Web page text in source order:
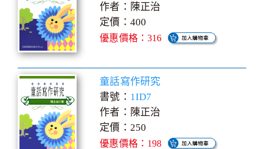
作者：陳正治
定價：400
優惠價格：316
童話寫作研究
書號： 1ID7
作者：陳正治
定價：250
優惠價格：198